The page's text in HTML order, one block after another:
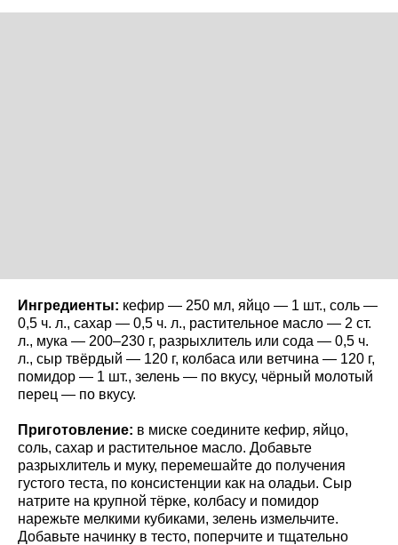
Ингредиенты: кефир — 250 мл, яйцо — 1 шт., соль —
0,5 ч. л., сахар — 0,5 ч. л., растительное масло — 2 ст.
л., мука — 200–230 г, разрыхлитель или сода — 0,5 ч.
л., сыр твёрдый — 120 г, колбаса или ветчина — 120 г,
помидор — 1 шт., зелень — по вкусу, чёрный молотый
перец — по вкусу.
Приготовление: в миске соедините кефир, яйцо,
соль, сахар и растительное масло. Добавьте
разрыхлитель и муку, перемешайте до получения
густого теста, по консистенции как на оладьи. Сыр
натрите на крупной тёрке, колбасу и помидор
нарежьте мелкими кубиками, зелень измельчите.
Добавьте начинку в тесто, поперчите и тщательно